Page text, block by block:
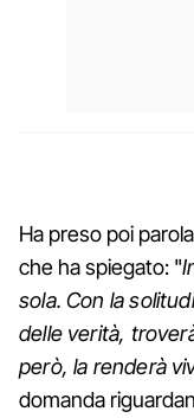
Ha preso poi parola
che ha spiegato: "
sola. Con la
delle verità,
però, la renderà
domanda